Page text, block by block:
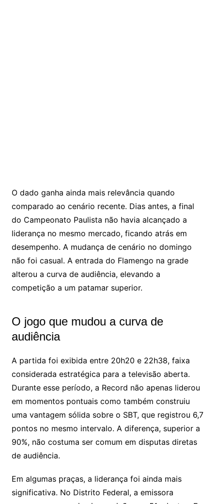
O dado ganha ainda mais relevância quando
comparado ao cenário recente. Dias antes, a final
do Campeonato Paulista não havia alcançado a
liderança no mesmo mercado, ficando atrás em
desempenho. A mudança de cenário no domingo
não foi casual. A entrada do Flamengo na grade
alterou a curva de audiência, elevando a
competição a um patamar superior.
O jogo que mudou a curva de
audiência
A partida foi exibida entre 20h20 e 22h38, faixa
considerada estratégica para a televisão aberta.
Durante esse período, a Record não apenas liderou
em momentos pontuais como também construiu
uma vantagem sólida sobre o SBT, que registrou 6,7
pontos no mesmo intervalo. A diferença, superior a
90%, não costuma ser comum em disputas diretas
de audiência.
Em algumas praças, a liderança foi ainda mais
significativa. No Distrito Federal, a emissora